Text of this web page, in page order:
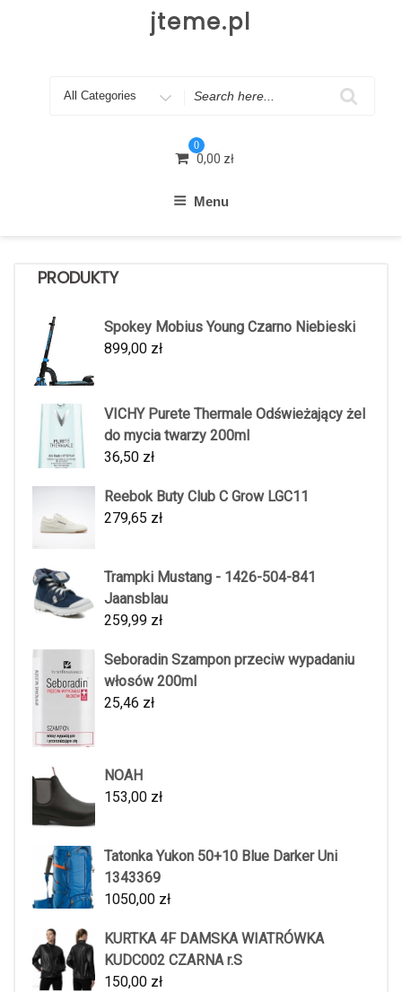
jteme.pl
Search
0
0,00 zł
Menu
PRODUKTY
Spokey Mobius Young Czarno Niebieski
899,00 zł
VICHY Purete Thermale Odświeżający żel
do mycia twarzy 200ml
36,50 zł
Reebok Buty Club C Grow LGC11
279,65 zł
Trampki Mustang - 1426-504-841
Jaansblau
259,99 zł
Seboradin Szampon przeciw wypadaniu
włosów 200ml
25,46 zł
NOAH
153,00 zł
Tatonka Yukon 50+10 Blue Darker Uni
1343369
1050,00 zł
KURTKA 4F DAMSKA WIATRÓWKA
KUDC002 CZARNA r.S
150,00 zł